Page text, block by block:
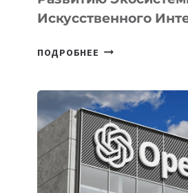
Искусственного
ПОДРОБНЕЕ В
ПРИОРИТЕТНЫЕ
ЗАДАЧИ
ПО
РАЗВИТИЮ
ЭКОСИСТЕМЫ